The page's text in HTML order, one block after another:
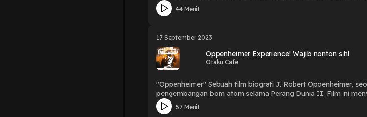
yaudah sih, mending kita bahas di podcast! Hosted by: Baka
44 Menit
17 September 2023
Oppenheimer Experience! Wajib nonton sih!
Otaku Cafe
"Oppenheimer" Sebuah film biografi J. Robert Oppenheimer,
pengembangan bom atom selama Perang Dunia II. Film ini
hingga menjadi pemimpin Proyek Manhattan, program rahasia
aspek ilmiah, film ini juga mengeksplorasi dilema moral dan
57 Menit